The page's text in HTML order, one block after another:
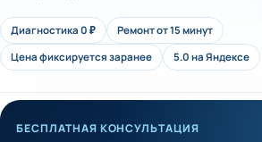
Диагностика 0 ₽
Ремонт от 15 минут
Цена фиксируется заранее
5.0 на Яндексе
БЕСПЛАТНАЯ КОНСУЛЬТАЦИЯ